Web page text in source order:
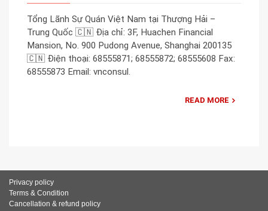
Tổng Lãnh Sự Quán Việt Nam tại Thượng Hải –
Trung Quốc 🇨🇳 Địa chỉ: 3F, Huachen Financial
Mansion, No. 900 Pudong Avenue, Shanghai 200135
🇨🇳 Điện thoại: 68555871; 68555872; 68555608 Fax:
68555873 Email: vnconsul.
READ MORE
Privacy policy
Terms & Condition
Cancellation & refund policy